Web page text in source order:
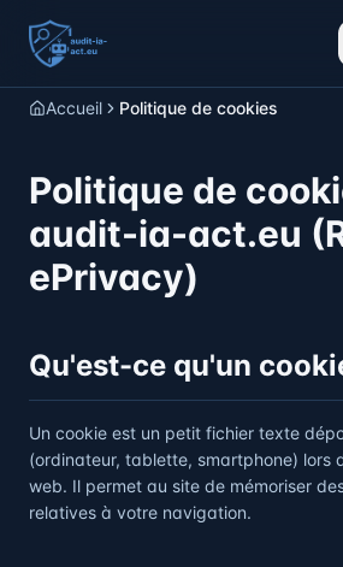
Accueil Politique de cookies
Politique de
audit-ia-act.eu
ePrivacy)
Qu'est-ce qu'un
Un cookie est un petit fichier texte
(ordinateur, tablette, smartphone) lors
web. Il permet au site de mémoriser
relatives à votre navigation.